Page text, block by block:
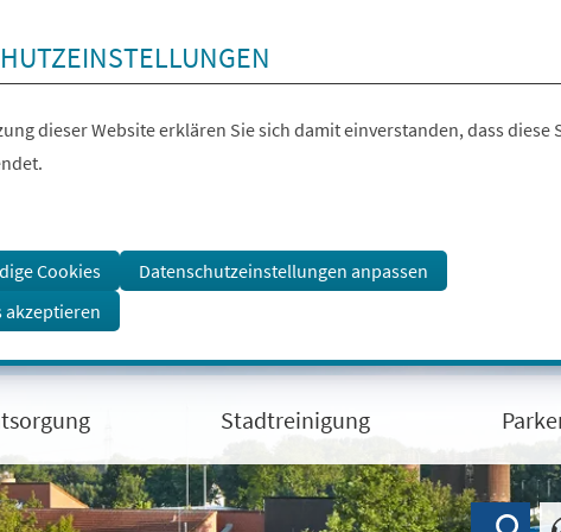
dieser Website erklären Sie sich damit einverstanden, dass diese
Cookies
Datenschutzeinstellungen anpassen
akzeptieren
Stadtreinigung